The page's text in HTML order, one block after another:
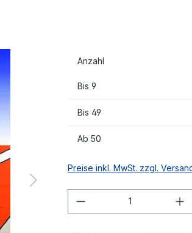
Anzahl
Bis 9
Bis 49
Ab 50
Preise inkl. MwSt. zzgl.
Produkt Anzahl: